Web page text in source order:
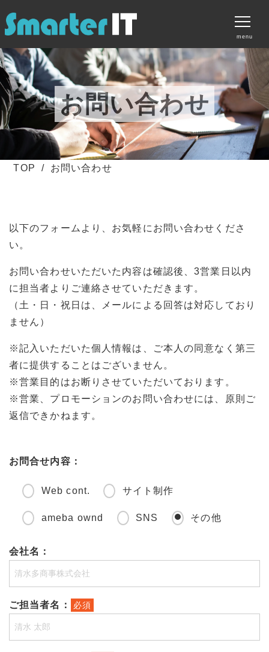
menu
サービス
料金プラン
制作実績
無料素材ダウンロード
お問い合わせ
お問い合わせ
TOP お問い合わせ
以下のフォームより、お気軽にお問い合わせくださ
い。
お問い合わせいただいた内容は確認後、3営業日以内
に担当者よりご連絡させていただきます。
（土・日・祝日は、メールによる回答は対応しており
ません）
※記入いただいた個人情報は、ご本人の同意なく第三
者に提供することはございません。
※営業目的はお断りさせていただいております。
※営業、プロモーションのお問い合わせには、原則ご
返信できかねます。
お問合せ内容：
Web cont. サイト制作
ameba ownd SNS その他
会社名：
ご担当者名： 必須